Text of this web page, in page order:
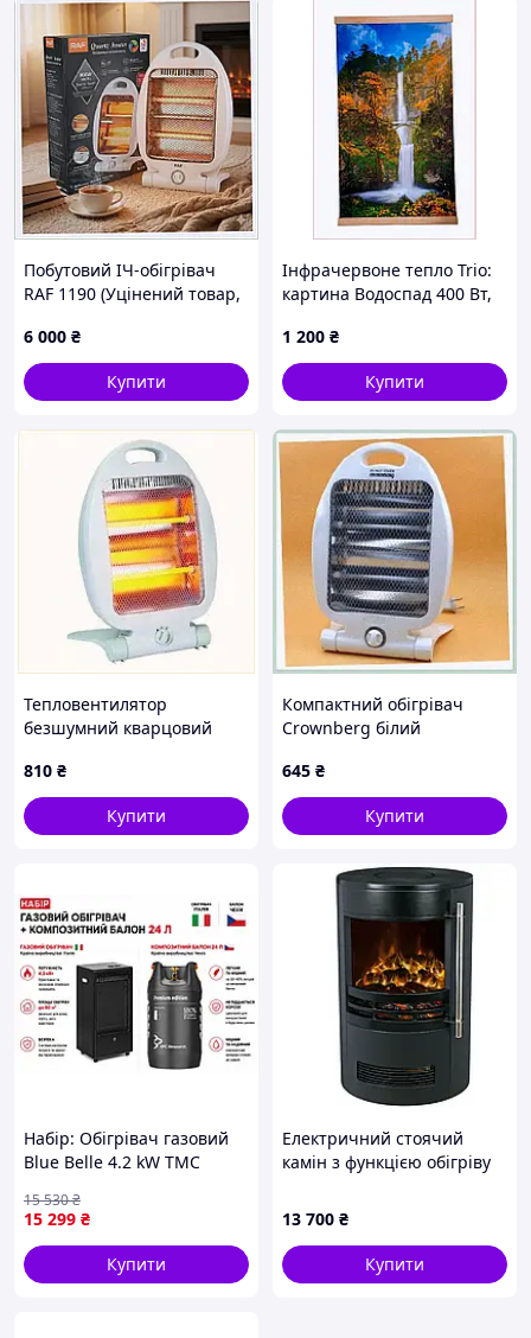
Побутовий ІЧ-обігрівач
RAF 1190 (Уцінений товар,
5P92228X9T
6 000 ₴
Купити
Інфрачервоне тепло Trio:
картина Водоспад 400 Вт,
1 200 ₴
Купити
Тепловентилятор
безшумний кварцовий
810 ₴
Купити
Компактний обігрівач
Crownberg білий
645 ₴
Купити
Набір: Обігрівач газовий
Blue Belle 4.2 kW TMC
композитний з відсікачем
HPCR. G-5, 24,5 л. (PR08639)
15 299 ₴
15 530₴
Купити
Електричний стоячий
камін з функцією обігріву
х 64,5 х 41 см
13 700 ₴
Купити